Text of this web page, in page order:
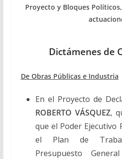
Proyecto y Bloques
Dictámenes de
De Obras Públicas e Industria
En el Proyecto de
ROBERTO VÁSQUEZ,
que el Poder Ejecutivo
el Plan de
Presupuesto